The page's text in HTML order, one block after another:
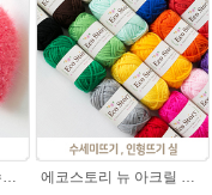
[유료도안]스윗하트 수세미뜨기 도안(수세미실은 옵션에서 추가구매 가능)예쁜수세미뜨기/빤짝이 수세미실/웰빙수세미실/고급수세미실/하트뜨기 반짝이수세미 하트수세미
에코스토리 뉴 아크릴 21색상(전색상) 1세트 / 수세미실 인형제작 뜨개실 친환경소품 뜨개질실 아크릴수세미실